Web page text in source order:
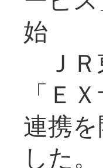
始
ＪＲ
「Ｅ
連携
した